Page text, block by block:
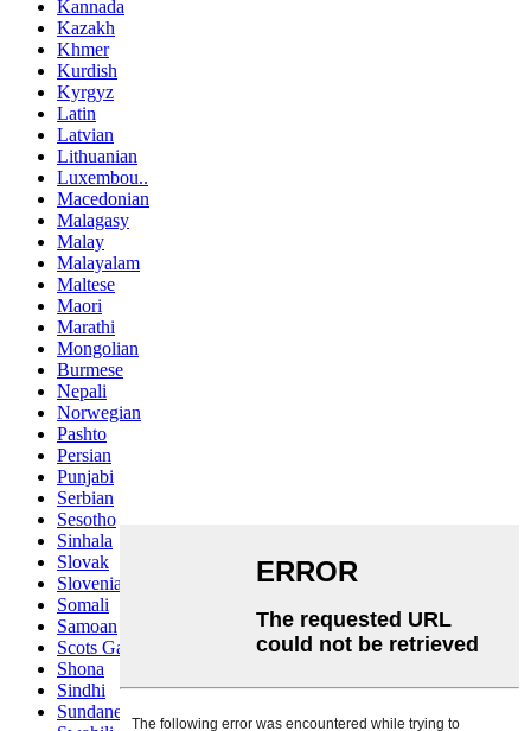
Kannada
Kazakh
Khmer
Kurdish
Kyrgyz
Latin
Latvian
Lithuanian
Luxembou..
Macedonian
Malagasy
Malay
Malayalam
Maltese
Maori
Marathi
Mongolian
Burmese
Nepali
Norwegian
Pashto
Persian
Punjabi
Serbian
Sesotho
Sinhala
Slovak
Slovenian
Somali
Samoan
Scots Gaelic
Shona
Sindhi
Sundanese